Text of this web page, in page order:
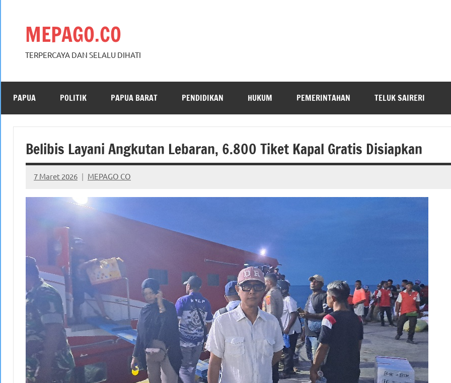
MEPAGO.CO
TERPERCAYA DAN SELALU DIHATI
PAPUA POLITIK PAPUA BARAT PENDIDIKAN HUKUM PEMERINTAHAN TELUK SAIRERI
Belibis Layani Angkutan Lebaran, 6.800 Tiket Kapal Gratis Disiapkan
7 Maret 2026 MEPAGO CO
No
comments